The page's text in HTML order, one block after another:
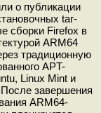
о публикации
tar-
сборки Firefox в
ARM64
традиционную
APT-
Linux Mint и
завершения
ARM64-